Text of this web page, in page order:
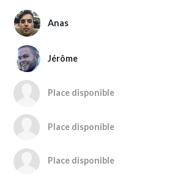
Anas
Jérôme
Place disponible
Place disponible
Place disponible